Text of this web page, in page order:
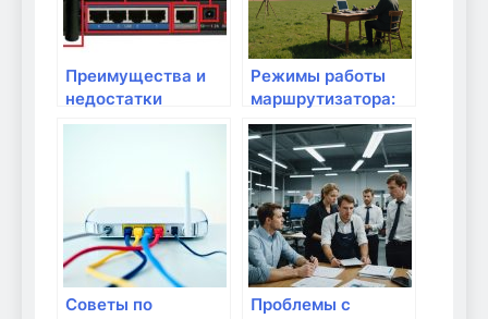
Преимущества и
недостатки
коммутаторов
Режимы работы
маршрутизатора:
что они означают?
Советы по
Проблемы с